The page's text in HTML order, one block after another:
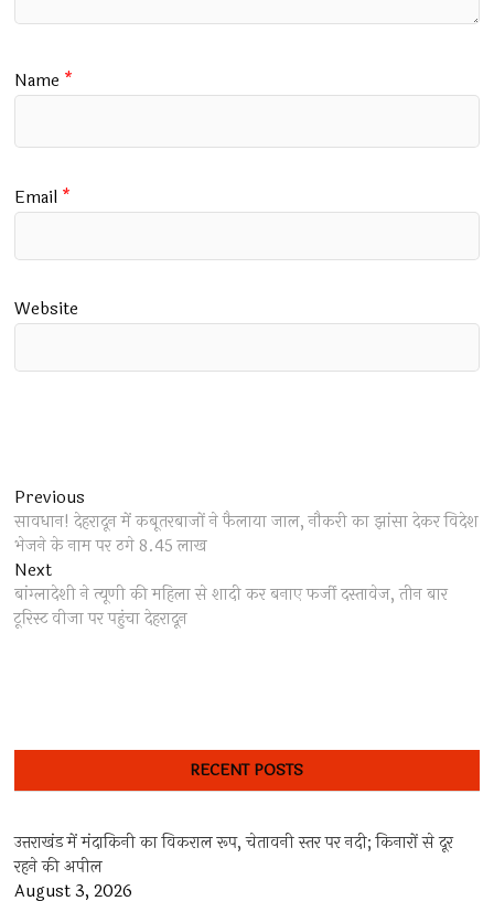
Name *
Email *
Website
Post
navigation
Previous
post:
सावधान! देहरादून में कबूतरबाजों ने फैलाया जाल, नौकरी का झांसा देकर विदेश
भेजने के नाम पर ठगे 8.45 लाख
NextNext
post:
बांग्लादेशी ने त्यूणी की महिला से शादी कर बनाए फर्जी दस्तावेज, तीन बार
टूरिस्ट वीजा पर पहुंचा देहरादून
RECENT POSTS
उत्तराखंड में मंदाकिनी का विकराल रूप, चेतावनी स्तर पर नदी; किनारों से दूर
रहने की अपील
August 3, 2026